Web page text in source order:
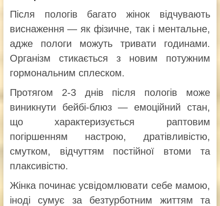
Після пологів багато жінок відчувають
виснаження — як фізичне, так і ментальне,
адже пологи можуть тривати годинами.
Організм стикається з новим потужним
гормональним сплеском.
Протягом 2-3 днів після пологів може
виникнути бейбі-блюз — емоційний стан,
що характеризується раптовим
погіршенням настрою, дратівливістю,
смутком, відчуттям постійної втоми та
плаксивістю.
Жінка починає усвідомлювати себе мамою,
іноді сумує за безтурботним життям та